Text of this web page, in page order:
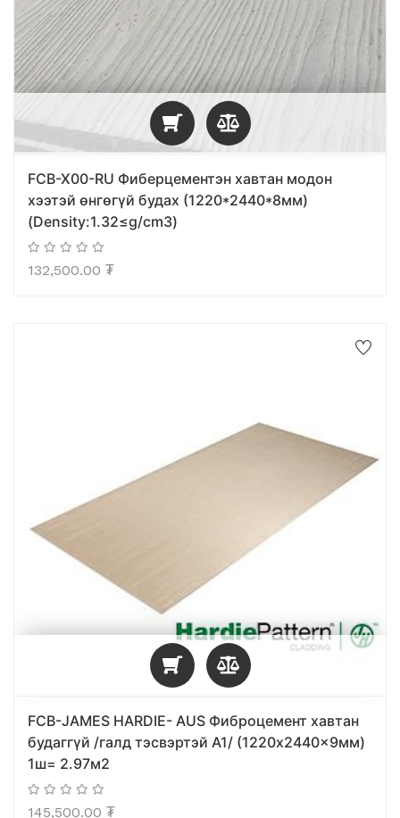
FCB-X00-RU Фиберцементэн хавтан модон
хээтэй өнгөгүй будах (1220*2440*8мм)
(Density:1.32≤g/cm3)
132,500.00 ₮
FCB-JAMES HARDIE- AUS Фиброцемент хавтан
будаггүй /галд тэсвэртэй А1/ (1220x2440x9мм)
1ш= 2.97м2
145,500.00 ₮